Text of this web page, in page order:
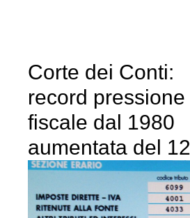
Corte dei Conti:
record pressione
fiscale dal 1980
aumentata del